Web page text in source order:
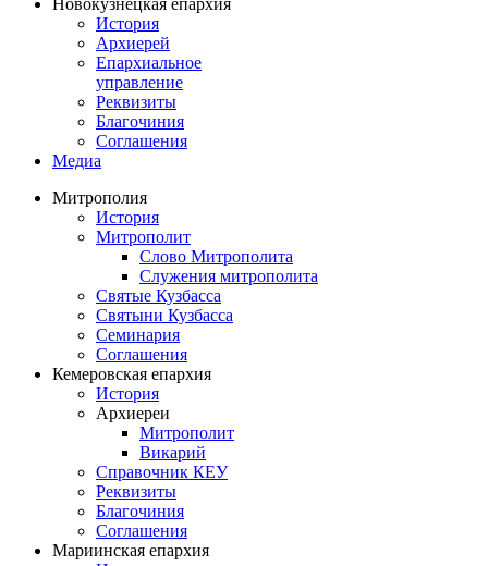
Новокузнецкая епархия
История
Архиерей
Епархиальное
управление
Реквизиты
Благочиния
Соглашения
Медиа
Митрополия
История
Митрополит
Слово Митрополита
Служения митрополита
Святые Кузбасса
Святыни Кузбасса
Семинария
Соглашения
Кемеровская епархия
История
Архиереи
Митрополит
Викарий
Справочник КЕУ
Реквизиты
Благочиния
Соглашения
Мариинская епархия